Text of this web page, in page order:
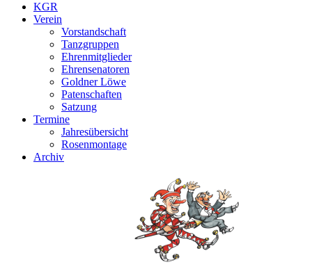
KGR
Verein
Vorstandschaft
Tanzgruppen
Ehrenmitglieder
Ehrensenatoren
Goldner Löwe
Patenschaften
Satzung
Termine
Jahresübersicht
Rosenmontage
Archiv